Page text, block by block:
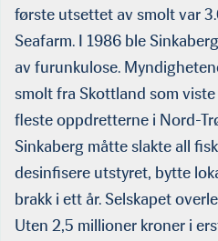
første utsettet av smolt var
Seafarm. I 1986 ble
av furunkulose.
smolt fra Skottland som
fleste oppdretterne i Nord-
Sinkaberg måtte slakte all
desinfisere utstyret, bytte
brakk i ett år. Selskapet
Uten 2,5 millioner kroner i